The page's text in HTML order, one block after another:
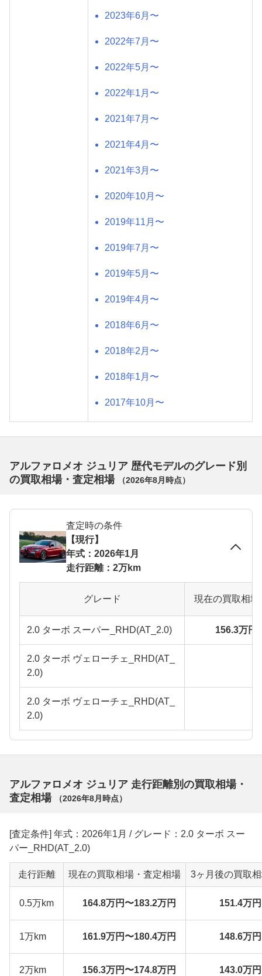
2023年6月〜
2022年7月〜
2022年5月〜
2022年1月〜
2021年7月〜
2021年4月〜
2021年3月〜
2020年10月〜
2019年11月〜
2019年7月〜
2019年5月〜
2019年4月〜
2018年6月〜
2018年2月〜
2018年1月〜
2017年10月〜
アルファロメオ ジュリア 歴代モデルのグレード別
の買取相場・査定相場
（2026年8月 時点）
査定時の条件
【現行】
年式：2026年1月
走行距離：2万km
グレード 現在の買取相
2.0 ターボ スーパー_RHD(AT_2.0) 156.3万円
2.0 ターボ ヴェローチェ_RHD(AT_
2.0)
2.0 ターボ ヴェローチェ_RHD(AT_
2.0)
アルファロメオ ジュリア 走行距離別の買取相場・
査定相場
（2026年8月 時点）
[査定条件] 年式：2026年1月 / グレード：2.0 ターボ スー
パー_RHD(AT_2.0)
走行距離 現在の買取相場・査定相場 3ヶ月後の買取
0.5万km 164.8万円〜183.2万円 151.4万
1万km 161.9万円〜180.4万円 148.6万
2万km 156.3万円〜174.8万円 143.0万